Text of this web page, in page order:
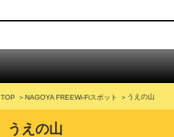
TOP NAGOYA FREEWi-Fiスポット うえの山
うえの山